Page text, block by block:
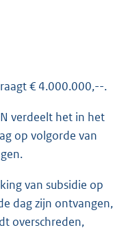
€ 4.000.000,--.
verdeelt het in het
op volgorde van
van subsidie op
dag zijn ontvangen,
overschreden,